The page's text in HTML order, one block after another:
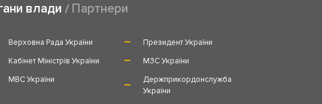
влади Партнери
Верховна Рада України
Президент України
Кабінет Міністрів України
МЗС України
МВС України
Держприкордонслужба
України